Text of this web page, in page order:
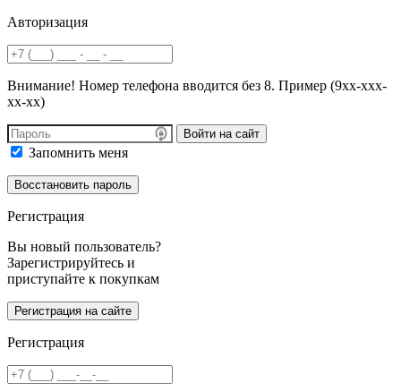
Авторизация
Внимание! Номер телефона вводится без 8. Пример (9хх-ххх-
хх-хх)
Войти на сайт
Запомнить меня
Регистрация
Вы новый пользователь?
Зарегистрируйтесь и
приступайте к покупкам
Регистрация